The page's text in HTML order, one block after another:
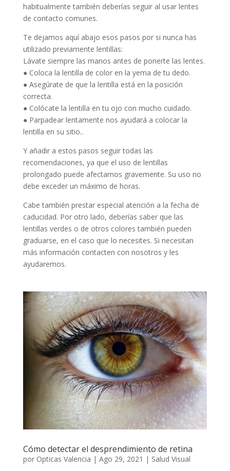
habitualmente también deberías seguir al usar lentes
de contacto comunes.
Te dejamos aquí abajo esos pasos por si nunca has
utilizado previamente lentillas:
Lávate siempre las manos antes de ponerte las lentes.
● Coloca la lentilla de color en la yema de tu dedo.
● Asegúrate de que la lentilla está en la posición
correcta.
● Colócate la lentilla en tu ojo con mucho cuidado.
● Parpadear lentamente nos ayudará a colocar la
lentilla en su sitio..
Y añadir a estos pasos seguir todas las
recomendaciones, ya que el uso de lentillas
prolongado puede afectarnos gravemente. Su uso no
debe exceder un máximo de horas.
Cabe también prestar especial atención a la fecha de
caducidad. Por otro lado, deberías saber que las
lentillas verdes o de otros colores también pueden
graduarse, en el caso que lo necesites. Si necesitan
más información contacten con nosotros y les
ayudaremos.
Cómo detectar el desprendimiento de retina
por Opticas Valencia | Ago 29, 2021 | Salud Visual